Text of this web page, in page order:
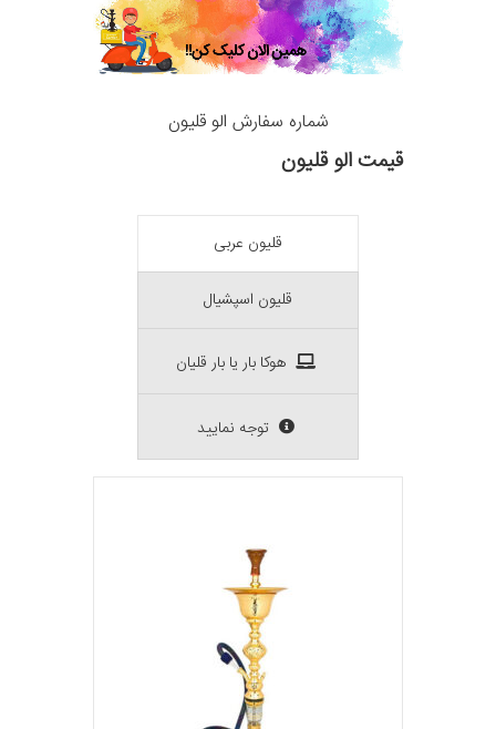
شماره سفارش الو قلیون
قیمت الو قلیون
قلیون عربی
قلیون اسپشیال
هوکا بار یا بار قلیان
توجه نمایید